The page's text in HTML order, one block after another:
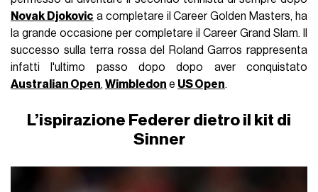
Novak Djokovic a completare il Career Golden Masters, ha
la grande occasione per completare il Career Grand Slam. Il
successo sulla terra rossa del Roland Garros rappresenta
infatti l'ultimo passo dopo dopo aver conquistato
Australian Open,Wimbledon e US Open.
L’ispirazione Federer dietro il kit di
Sinner